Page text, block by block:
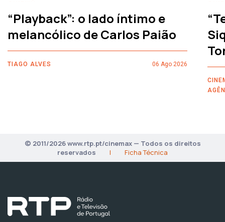
“Playback”: o lado íntimo e
melancólico de Carlos Paião
TIAGO ALVES 06 Ago 2026
© 2011/2026 www.rtp.pt/cinemax — Todos os direitos
reservados
| Ficha Técnica